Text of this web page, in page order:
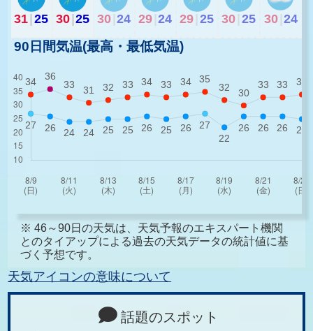
31|25 30|25 30 24 29 24 29 25 30 25 30 24
90日間気温(最高・最低気温)
※ 46～90日の天気は、天気予報のエキスパート機関
とのタイアップによる過去の天気データの統計値に基
づく予想です。
天気アイコンの意味について
話題のスポット